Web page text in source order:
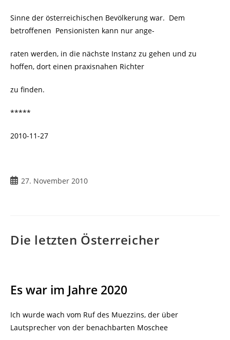
Sinne der österreichischen Bevölkerung war. Dem
betroffenen Pensionisten kann nur ange-
raten werden, in die nächste Instanz zu gehen und zu
hoffen, dort einen praxisnahen Richter
zu finden.
*****
2010-11-27
27. November 2010
Die letzten Österreicher
Es war im Jahre 2020
Ich wurde wach vom Ruf des Muezzins, der über
Lautsprecher von der benachbarten Moschee